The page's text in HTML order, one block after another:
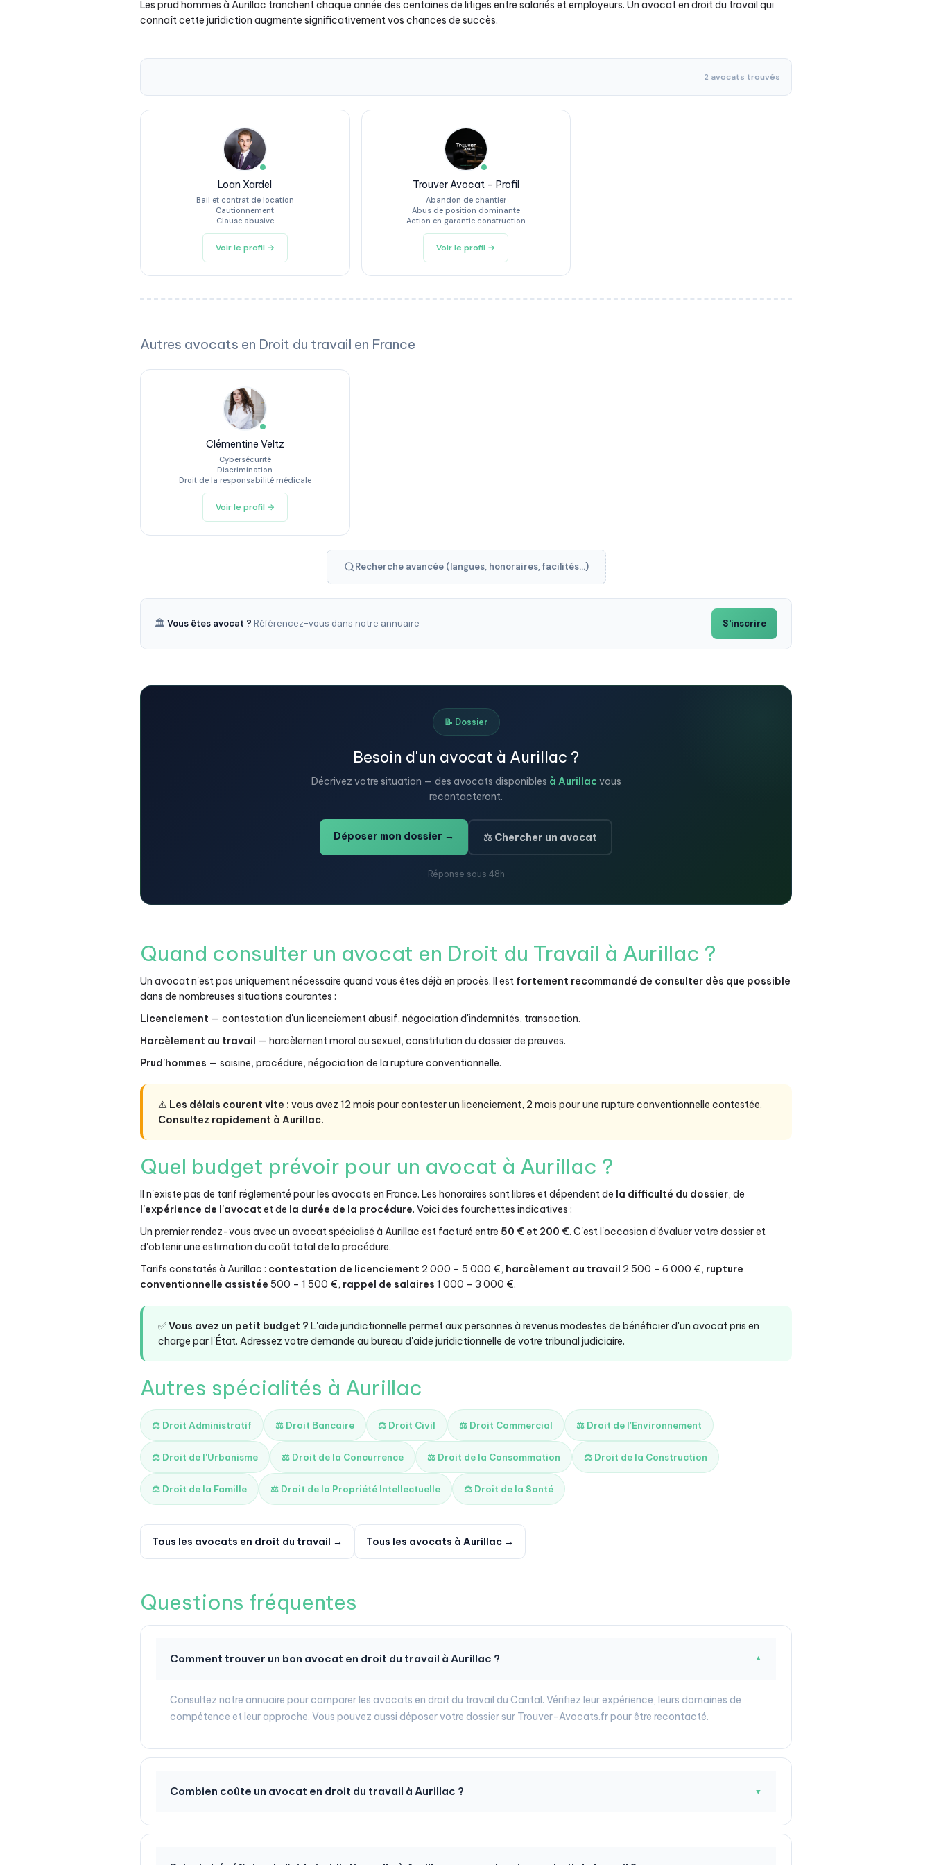
Les prud'hommes à Aurillac tranchent chaque année des centaines de litiges entre salariés et employeurs. Un avocat en droit du travail qui
connaît cette juridiction augmente significativement vos chances de succès.
2 avocats trouvés
Loan Xardel
Bail et contrat de location
Cautionnement
Clause abusive
Voir le profil →
Trouver Avocat – Profil
Abandon de chantier
Abus de position dominante
Action en garantie construction
Voir le profil →
Autres avocats en Droit du travail en France
Clémentine Veltz
Cybersécurité
Discrimination
Droit de la responsabilité médicale
Voir le profil →
Recherche avancée (langues, honoraires, facilités...)
🏛️ Vous êtes avocat ? Référencez-vous dans notre annuaire S'inscrire
📝 Dossier
Besoin d'un avocat à Aurillac ?
Décrivez votre situation — des avocats disponibles à Aurillac vous
recontacteront.
Déposer mon dossier → ⚖️ Chercher un avocat
Réponse sous 48h
Quand consulter un avocat en Droit du Travail à Aurillac ?
Un avocat n'est pas uniquement nécessaire quand vous êtes déjà en procès. Il est fortement recommandé de consulter dès que possible
dans de nombreuses situations courantes :
Licenciement — contestation d'un licenciement abusif, négociation d'indemnités, transaction.
Harcèlement au travail — harcèlement moral ou sexuel, constitution du dossier de preuves.
Prud'hommes — saisine, procédure, négociation de la rupture conventionnelle.
⚠️ Les délais courent vite : vous avez 12 mois pour contester un licenciement, 2 mois pour une rupture conventionnelle contestée.
Consultez rapidement à Aurillac.
Quel budget prévoir pour un avocat à Aurillac ?
Il n'existe pas de tarif réglementé pour les avocats en France. Les honoraires sont libres et dépendent de la difficulté du dossier, de
l'expérience de l'avocat et de la durée de la procédure. Voici des fourchettes indicatives :
Un premier rendez-vous avec un avocat spécialisé à Aurillac est facturé entre 50 € et 200 €. C'est l'occasion d'évaluer votre dossier et
d'obtenir une estimation du coût total de la procédure.
Tarifs constatés à Aurillac : contestation de licenciement 2 000 – 5 000 €, harcèlement au travail 2 500 – 6 000 €, rupture
conventionnelle assistée 500 – 1 500 €, rappel de salaires 1 000 – 3 000 €.
✅Vous avez un petit budget ? L'aide juridictionnelle permet aux personnes à revenus modestes de bénéficier d'un avocat pris en
charge par l'État. Adressez votre demande au bureau d'aide juridictionnelle de votre tribunal judiciaire.
Autres spécialités à Aurillac
⚖️ Droit Administratif ⚖️ Droit Bancaire ⚖️ Droit Civil ⚖️ Droit Commercial ⚖️ Droit de l'Environnement
⚖️ Droit de l'Urbanisme ⚖️ Droit de la Concurrence ⚖️ Droit de la Consommation ⚖️ Droit de la Construction
⚖️ Droit de la Famille ⚖️ Droit de la Propriété Intellectuelle ⚖️ Droit de la Santé
Tous les avocats en droit du travail → Tous les avocats à Aurillac →
Questions fréquentes
Comment trouver un bon avocat en droit du travail à Aurillac ? ▼
Consultez notre annuaire pour comparer les avocats en droit du travail du Cantal. Vérifiez leur expérience, leurs domaines de
compétence et leur approche. Vous pouvez aussi déposer votre dossier sur Trouver-Avocats.fr pour être recontacté.
Combien coûte un avocat en droit du travail à Aurillac ? ▼